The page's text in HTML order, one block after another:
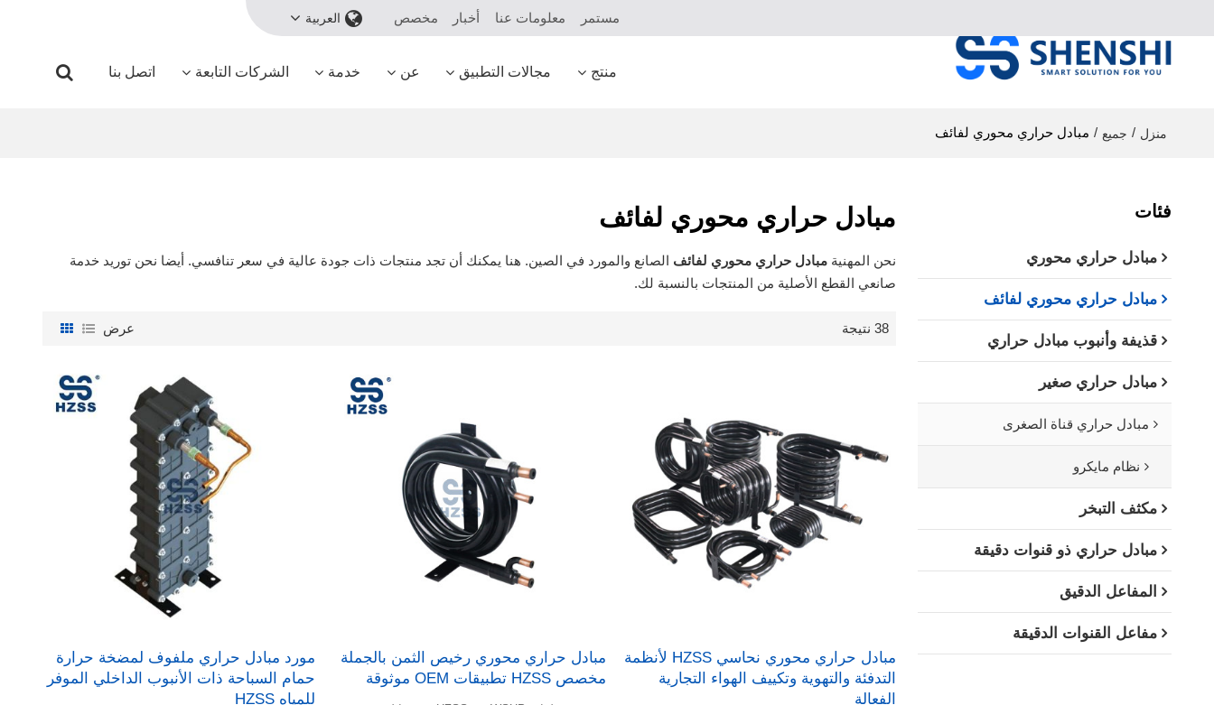
مستمر معلومات عنا أخبار مخصص العربية
منتج مجالات التطبيق عن خدمة الشركات التابعة اتصل بنا
منزل / جميع / مبادل حراري محوري لفائف
مبادل حراري محوري لفائف
نحن المهنية مبادل حراري محوري لفائف الصانع والمورد في الصين. هنا يمكنك أن تجد منتجات ذات جودة عالية في سعر تنافسي. أيضا نحن توريد خدمة
صانعي القطع الأصلية من المنتجات بالنسبة لك.
38 نتيجة عرض
مبادل حراري محوري نحاسي HZSS لأنظمة
التدفئة والتهوية وتكييف الهواء التجارية
الفعالة
مبادل حراري محوري رخيص الثمن بالجملة
مخصص HZSS تطبيقات OEM موثوقة
مورد مبادل حراري ملفوف لمضخة حرارة
حمام السباحة ذات الأنبوب الداخلي الموفر
للمياه HZSS
فئات
مبادل حراري محوري
مبادل حراري محوري لفائف
قذيفة وأنبوب مبادل حراري
مبادل حراري صغير
مبادل حراري قناة الصغرى
نظام مايكرو
مكثف التبخر
مبادل حراري ذو قنوات دقيقة
المفاعل الدقيق
مفاعل القنوات الدقيقة